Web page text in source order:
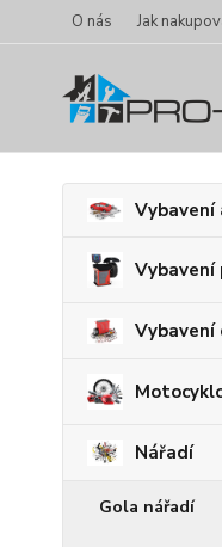
O nás Jak
Vybavení
Vybavení
Vybavení
Nářadí
Gola nářadí